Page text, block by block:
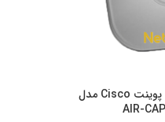
باکس اورجینال اکسس پوینت Cisco مدل
AIR-